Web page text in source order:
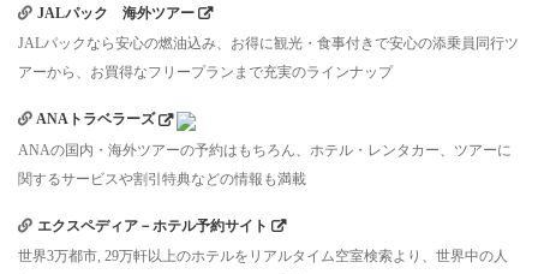
JALパック 海外ツアー
JALパックなら安心の燃油込み、お得に観光・食事付きで安心の添乗員同行ツ
アーから、お買得なフリープランまで充実のラインナップ
ANAトラベラーズ
ANAの国内・海外ツアーの予約はもちろん、ホテル・レンタカー、ツアーに
関するサービスや割引特典などの情報も満載
エクスペディア－ホテル予約サイト
世界3万都市, 29万軒以上のホテルをリアルタイム空室検索より、世界中の人